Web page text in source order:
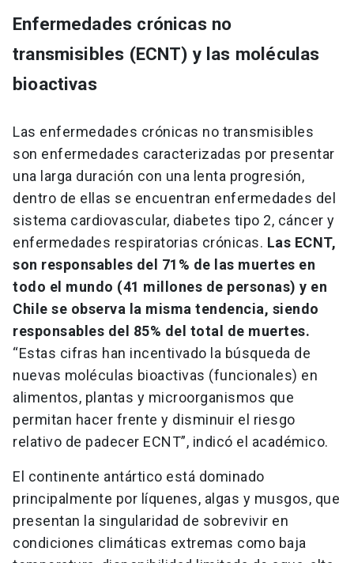
Enfermedades crónicas no
transmisibles (ECNT) y las moléculas
bioactivas
Las enfermedades crónicas no transmisibles
son enfermedades caracterizadas por presentar
una larga duración con una lenta progresión,
dentro de ellas se encuentran enfermedades del
sistema cardiovascular, diabetes tipo 2, cáncer y
enfermedades respiratorias crónicas. Las ECNT,
son responsables del 71% de las muertes en
todo el mundo (41 millones de personas) y en
Chile se observa la misma tendencia, siendo
responsables del 85% del total de muertes.
“Estas cifras han incentivado la búsqueda de
nuevas moléculas bioactivas (funcionales) en
alimentos, plantas y microorganismos que
permitan hacer frente y disminuir el riesgo
relativo de padecer ECNT”, indicó el académico.
El continente antártico está dominado
principalmente por líquenes, algas y musgos, que
presentan la singularidad de sobrevivir en
condiciones climáticas extremas como baja